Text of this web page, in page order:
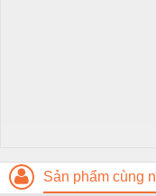
Sản phẩm cùng